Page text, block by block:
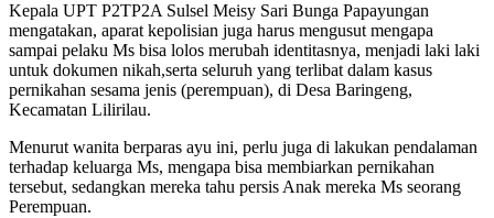
Kepala UPT P2TP2A Sulsel Meisy Sari Bunga Papayungan
mengatakan, aparat kepolisian juga harus mengusut mengapa
sampai pelaku Ms bisa lolos merubah identitasnya, menjadi laki laki
untuk dokumen nikah,serta seluruh yang terlibat dalam kasus
pernikahan sesama jenis (perempuan), di Desa Baringeng,
Kecamatan Lilirilau.
Menurut wanita berparas ayu ini, perlu juga di lakukan pendalaman
terhadap keluarga Ms, mengapa bisa membiarkan pernikahan
tersebut, sedangkan mereka tahu persis Anak mereka Ms seorang
Perempuan.